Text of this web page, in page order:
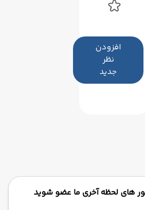
افزودن
نظر
جدید
های لحظه آخری ما عضو شوید